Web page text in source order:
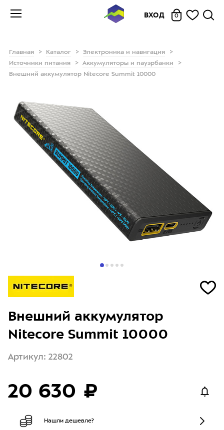
ВХОД 0
Главная Каталог
Электроника и навигация
Источники питания
Аккумуляторы и пауэрбанки
Внешний аккумулятор Nitecore Summit 10000
Внешний аккумулятор
Nitecore Summit 10000
Артикул: 22802
20 630 ₽
Нашли дешевле?